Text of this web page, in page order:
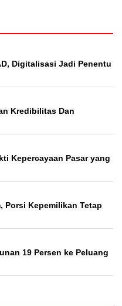
Digitalisasi Jadi Penentu
Kredibilitas Dan
Kepercayaan Pasar yang
Porsi Kepemilikan Tetap
19 Persen ke Peluang